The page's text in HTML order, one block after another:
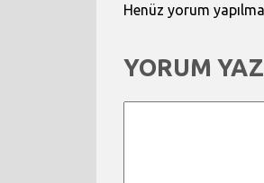
Henüz yorum
YORUM YAZ